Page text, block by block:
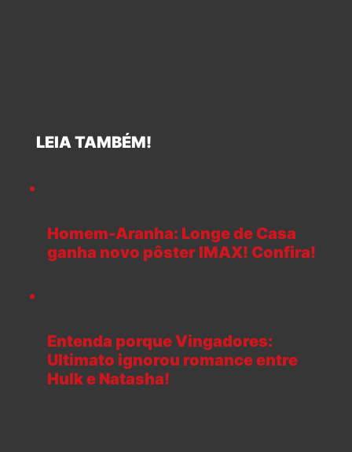
LEIA TAMBÉM!
Homem-Aranha: Longe de Casa
ganha novo pôster IMAX! Confira!
Entenda porque Vingadores:
Ultimato ignorou romance entre
Hulk e Natasha!